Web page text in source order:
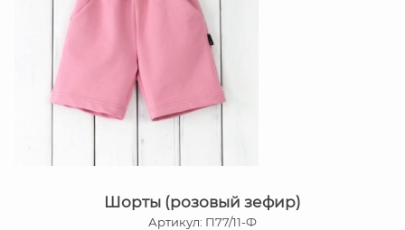
Шорты (розовый зефир)
Артикул: П77/11-Ф